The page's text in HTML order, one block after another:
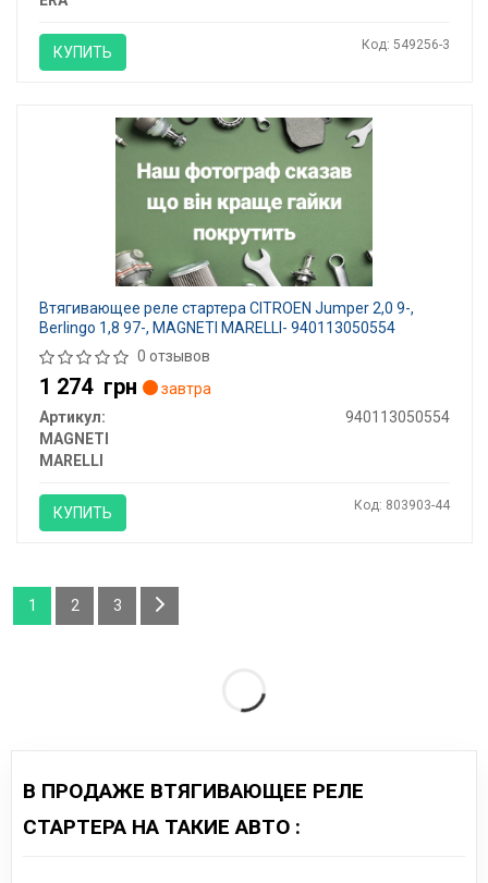
КУПИТЬ Код: 549256-3
Втягивающее реле стартера CITROEN Jumper 2,0 9-,
Berlingo 1,8 97-, MAGNETI MARELLI- 940113050554
0 отзывов
1 274 грн
завтра
Артикул:
940113050554
MAGNETI
MARELLI
КУПИТЬ Код: 803903-44
1 2 3
В ПРОДАЖЕ ВТЯГИВАЮЩЕЕ РЕЛЕ
СТАРТЕРА НА ТАКИЕ АВТО :